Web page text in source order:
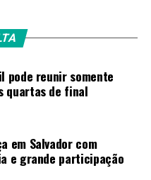
pode reunir somente
quartas de final
em Salvador com
e grande participação